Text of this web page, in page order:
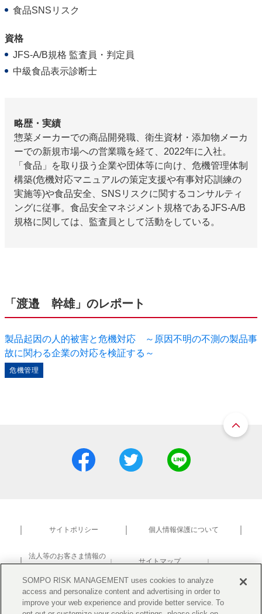
食品SNSリスク
資格
JFS-A/B規格 監査員・判定員
中級食品表示診断士
略歴・実績
惣菜メーカーでの商品開発職、衛生資材・添加物メーカ
ーでの新規市場への営業職を経て、2022年に入社。
「食品」を取り扱う企業や団体等に向け、危機管理体制
構築(危機対応マニュアルの策定支援や有事対応訓練の
実施等)や食品安全、SNSリスクに関するコンサルティ
ングに従事。食品安全マネジメント規格であるJFS-A/B
規格に関しては、監査員として活動をしている。
「渡邉 幹雄」のレポート
製品起因の人的被害と危機対応 ～原因不明の不測の製品事
故に関わる企業の対応を検証する～
危機管理
サイトポリシー 個人情報保護について
法人等のお客さま情報の
共同利用について
サイトマップ
研究活動における不正防止
SOMPO RISK MANAGEMENT uses cookies to analyze
access and personalize content and advertising in order to
improve your web experience and provide better service. To